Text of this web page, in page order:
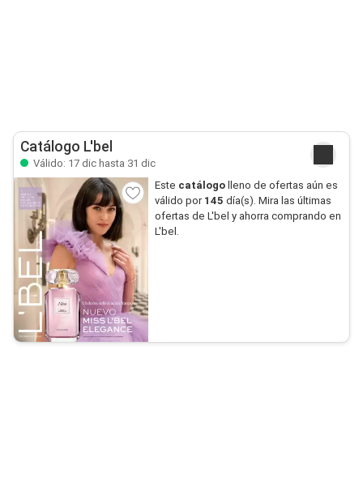
Catálogo L'bel
Válido: 17 dic hasta 31 dic
Este catálogolleno de ofertas aún es
válido por 145 día(s). Mira las últimas
ofertas de L'bel y ahorra comprando en
L'bel.